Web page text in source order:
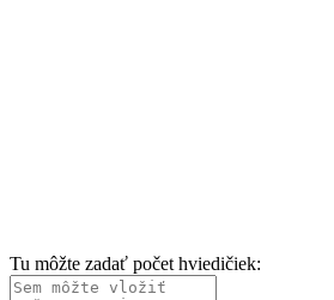
Tu môžte zadať počet hviedičiek: